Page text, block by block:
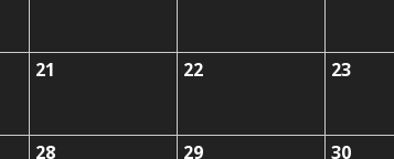
21 22 23
28 29 30